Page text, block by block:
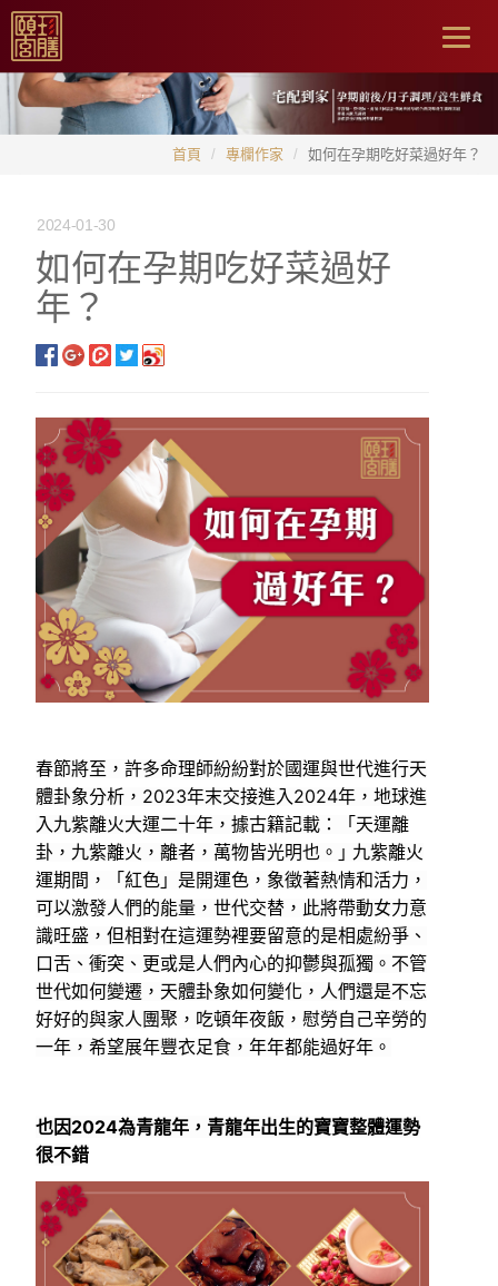
首頁 專欄作家 如何在孕期吃好菜過好年？
2024-01-30
如何在孕期吃好菜過好
年？
春節將至，許多命理師紛紛對於國運與世代進行天
體卦象分析，2023年末交接進入2024年，地球進
入九紫離火大運二十年，據古籍記載：「天運離
卦，九紫離火，離者，萬物皆光明也。｣ 九紫離火
運期間，「紅色」是開運色，象徵著熱情和活力，
可以激發人們的能量，世代交替，此將帶動女力意
識旺盛，但相對在這運勢裡要留意的是相處紛爭、
口舌、衝突、更或是人們內心的抑鬱與孤獨。不管
世代如何變遷，天體卦象如何變化，人們還是不忘
好好的與家人團聚，吃頓年夜飯，慰勞自己辛勞的
一年，希望展年豐衣足食，年年都能過好年。
也因2024為青龍年，青龍年出生的寶寶整體運勢
很不錯